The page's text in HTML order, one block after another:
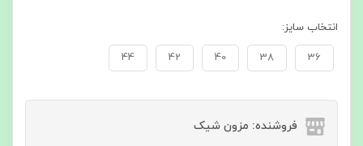
انتخاب سایز:
36
38
40
42
44
فروشنده: مزون شیک